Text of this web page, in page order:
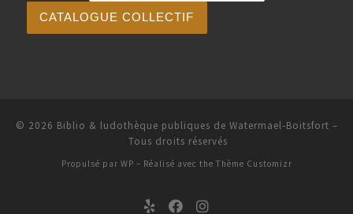
CATALOGUE COLLECTIF
© 2026 Biblio & ludothèque publiques de Watermael-Boitsfort –
Tous droits réservés
Propulsé par WP – Réalisé avec the Thème Customizr